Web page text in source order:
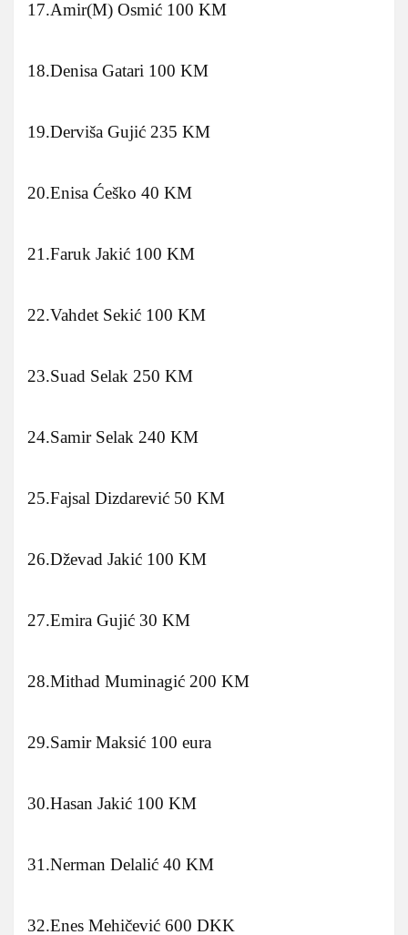
17.Amir(M) Osmić 100 KM
18.Denisa Gatari 100 KM
19.Derviša Gujić 235 KM
20.Enisa Ćeško 40 KM
21.Faruk Jakić 100 KM
22.Vahdet Sekić 100 KM
23.Suad Selak 250 KM
24.Samir Selak 240 KM
25.Fajsal Dizdarević 50 KM
26.Dževad Jakić 100 KM
27.Emira Gujić 30 KM
28.Mithad Muminagić 200 KM
29.Samir Maksić 100 eura
30.Hasan Jakić 100 KM
31.Nerman Delalić 40 KM
32.Enes Mehičević 600 DKK